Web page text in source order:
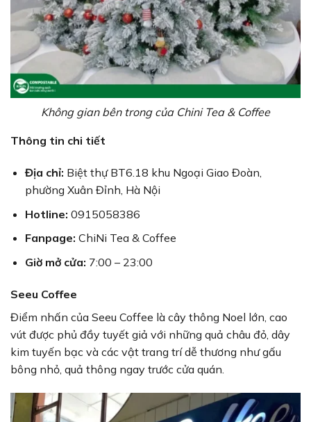
Không gian bên trong của Chini Tea & Coffee
Thông tin chi tiết
Địa chỉ: Biệt thự BT6.18 khu Ngoại Giao Đoàn,
phường Xuân Đỉnh, Hà Nội
Hotline: 0915058386
Fanpage: ChiNi Tea & Coffee
Giờ mở cửa: 7:00 – 23:00
Seeu Coffee
Điểm nhấn của Seeu Coffee là cây thông Noel lớn, cao
vút được phủ đầy tuyết giả với những quả châu đỏ, dây
kim tuyến bạc và các vật trang trí dễ thương như gấu
bông nhỏ, quả thông ngay trước cửa quán.